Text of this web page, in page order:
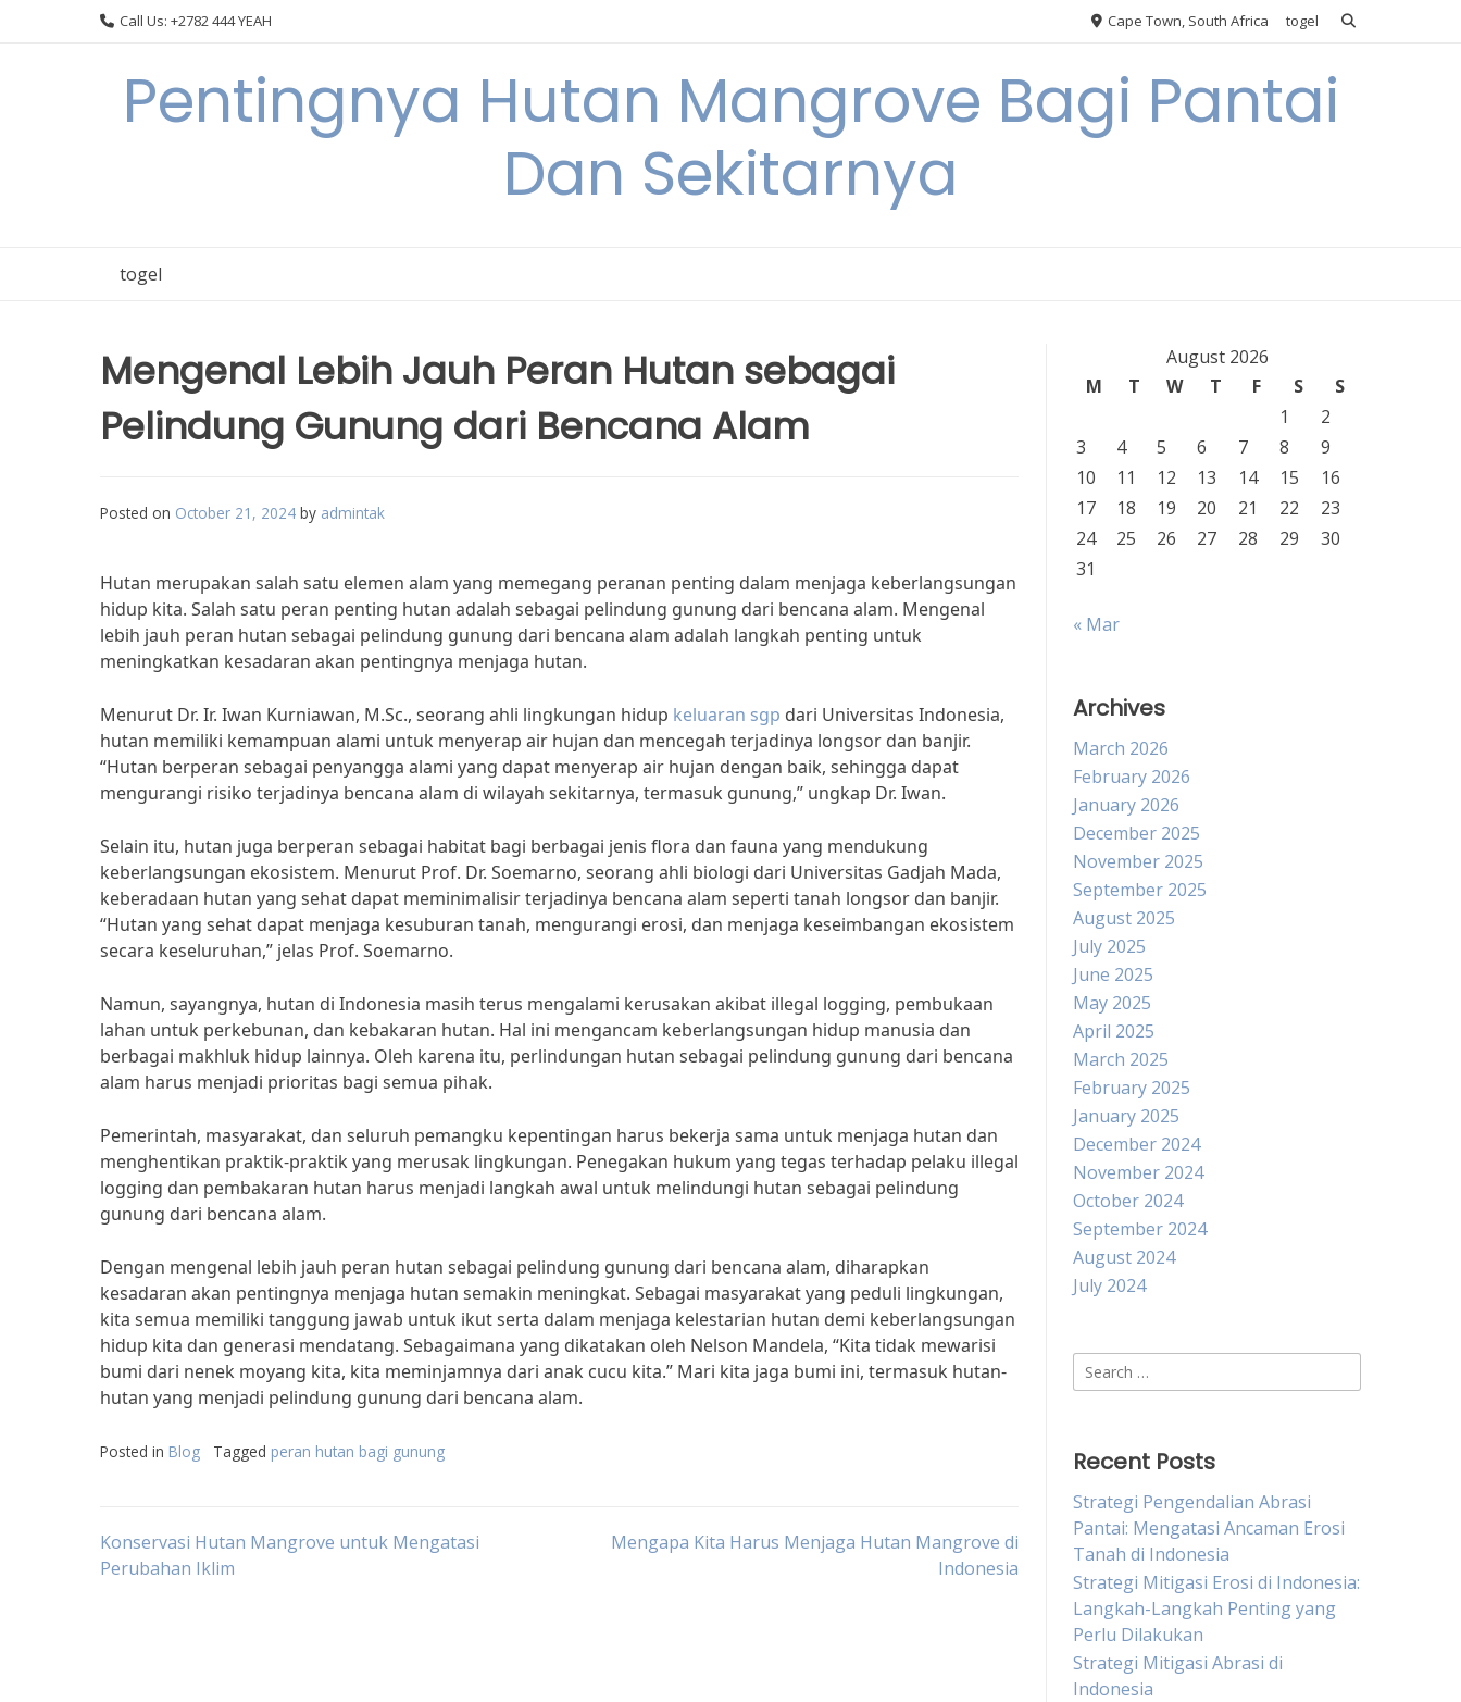
Call Us: +2782 444 YEAH Cape Town, South Africa togel
Pentingnya Hutan Mangrove Bagi Pantai
Dan Sekitarnya
togel
Mengenal Lebih Jauh Peran Hutan sebagai
Pelindung Gunung dari Bencana Alam
Posted on October 21, 2024 by admintak
Hutan merupakan salah satu elemen alam yang memegang peranan penting dalam menjaga keberlangsungan
hidup kita. Salah satu peran penting hutan adalah sebagai pelindung gunung dari bencana alam. Mengenal
lebih jauh peran hutan sebagai pelindung gunung dari bencana alam adalah langkah penting untuk
meningkatkan kesadaran akan pentingnya menjaga hutan.
Menurut Dr. Ir. Iwan Kurniawan, M.Sc., seorang ahli lingkungan hidup keluaran sgp dari Universitas Indonesia,
hutan memiliki kemampuan alami untuk menyerap air hujan dan mencegah terjadinya longsor dan banjir.
“Hutan berperan sebagai penyangga alami yang dapat menyerap air hujan dengan baik, sehingga dapat
mengurangi risiko terjadinya bencana alam di wilayah sekitarnya, termasuk gunung,” ungkap Dr. Iwan.
Selain itu, hutan juga berperan sebagai habitat bagi berbagai jenis flora dan fauna yang mendukung
keberlangsungan ekosistem. Menurut Prof. Dr. Soemarno, seorang ahli biologi dari Universitas Gadjah Mada,
keberadaan hutan yang sehat dapat meminimalisir terjadinya bencana alam seperti tanah longsor dan banjir.
“Hutan yang sehat dapat menjaga kesuburan tanah, mengurangi erosi, dan menjaga keseimbangan ekosistem
secara keseluruhan,” jelas Prof. Soemarno.
Namun, sayangnya, hutan di Indonesia masih terus mengalami kerusakan akibat illegal logging, pembukaan
lahan untuk perkebunan, dan kebakaran hutan. Hal ini mengancam keberlangsungan hidup manusia dan
berbagai makhluk hidup lainnya. Oleh karena itu, perlindungan hutan sebagai pelindung gunung dari bencana
alam harus menjadi prioritas bagi semua pihak.
Pemerintah, masyarakat, dan seluruh pemangku kepentingan harus bekerja sama untuk menjaga hutan dan
menghentikan praktik-praktik yang merusak lingkungan. Penegakan hukum yang tegas terhadap pelaku illegal
logging dan pembakaran hutan harus menjadi langkah awal untuk melindungi hutan sebagai pelindung
gunung dari bencana alam.
Dengan mengenal lebih jauh peran hutan sebagai pelindung gunung dari bencana alam, diharapkan
kesadaran akan pentingnya menjaga hutan semakin meningkat. Sebagai masyarakat yang peduli lingkungan,
kita semua memiliki tanggung jawab untuk ikut serta dalam menjaga kelestarian hutan demi keberlangsungan
hidup kita dan generasi mendatang. Sebagaimana yang dikatakan oleh Nelson Mandela, “Kita tidak mewarisi
bumi dari nenek moyang kita, kita meminjamnya dari anak cucu kita.” Mari kita jaga bumi ini, termasuk hutan-
hutan yang menjadi pelindung gunung dari bencana alam.
Posted in Blog Tagged peran hutan bagi gunung
Post
Konservasi Hutan Mangrove untuk Mengatasi
Perubahan Iklim
Mengapa Kita Harus Menjaga Hutan Mangrove di
Indonesia
August 2026
M
T W T F S
S
1
2
3
4 5 6 7 8
9
10
11 12 13 14 15
16
17
18 19 20 21 22
23
24
25 26 27 28 29
30
31
« Mar
Archives
March 2026
February 2026
January 2026
December 2025
November 2025
September 2025
August 2025
July 2025
June 2025
May 2025
April 2025
March 2025
February 2025
January 2025
December 2024
November 2024
October 2024
September 2024
August 2024
July 2024
Search
for:
Recent Posts
Strategi Pengendalian Abrasi
Pantai: Mengatasi Ancaman Erosi
Tanah di Indonesia
Strategi Mitigasi Erosi di Indonesia:
Langkah-Langkah Penting yang
Perlu Dilakukan
Strategi Mitigasi Abrasi di
Indonesia